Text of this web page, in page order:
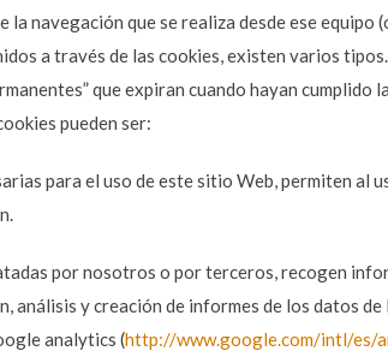
navegación que se realiza desde ese
a través de las cookies, existen varios
que expiran cuando hayan
pueden ser:
para el uso de este sitio Web, permiten al
por nosotros o por terceros, recogen
análisis y creación de informes de los datos
analytics (http://www.google.com/intl/es/